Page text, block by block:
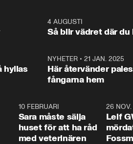
och Makten.
– Vi
vara
1:064 AUGUSTI
Så blir vädret där du
hyllas
NYHETER •21 JAN. 2025
Här återvänder
fångarna hem
10 FEBRUARI
Sara måste sälja
huset för att ha råd
med veterinären
26
Leif